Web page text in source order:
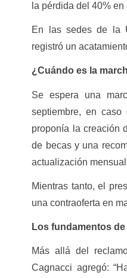
la pérdida del 40%
En las sedes de la
registró un
¿Cuándo es la
Se espera una
septiembre, en
proponía la creación
de becas y una
actualización
Mientras tanto, el
una contraoferta en
Los fundamentos
Más allá del
Cagnacci agregó: